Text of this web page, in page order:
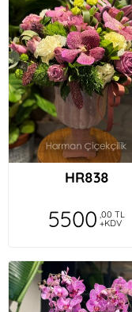
HR838
5500 ,00 TL
+KDV